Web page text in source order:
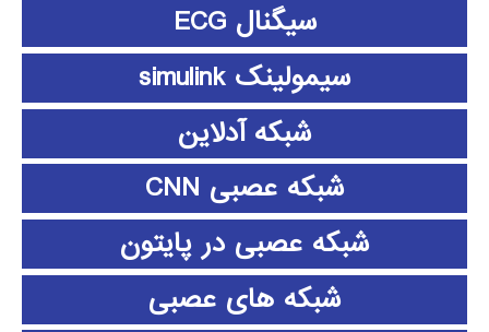
سیگنال ECG
سیمولینک simulink
شبکه آدلاین
شبکه عصبی CNN
شبکه عصبی در پایتون
شبکه های عصبی